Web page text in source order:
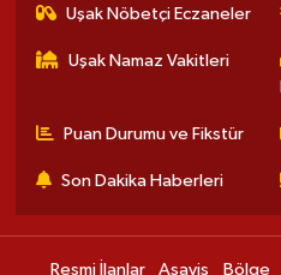
Uşak Nöbetçi Eczaneler
Uşak Namaz Vakitleri
Puan Durumu ve Fikstür
Son Dakika Haberleri
Resmi İlanlar Asayiş Bölge